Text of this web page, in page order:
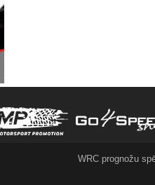
WRC prognožu